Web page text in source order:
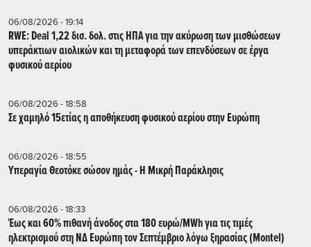
06/08/2026 - 19:14
RWE: Deal 1,22 δισ. δολ. στις ΗΠΑ για την ακύρωση των μισθώσεων
υπεράκτιων αιολικών και τη μεταφορά των επενδύσεων σε έργα
φυσικού αερίου
06/08/2026 - 18:58
Σε χαμηλό 15ετίας η αποθήκευση φυσικού αερίου στην Ευρώπη
06/08/2026 - 18:55
Υπεραγία Θεοτόκε σώσον ημάς - Η Μικρή Παράκλησις
06/08/2026 - 18:33
Έως και 60% πιθανή άνοδος στα 180 ευρώ/MWh για τις τιμές
ηλεκτρισμού στη ΝΔ Ευρώπη τον Σεπτέμβριο λόγω ξηρασίας (Montel)